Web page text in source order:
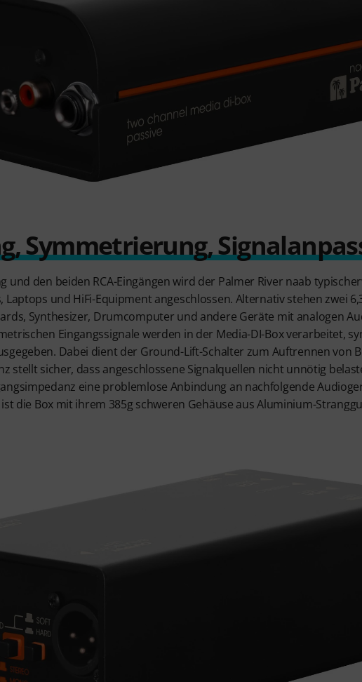
Symmetrierung,
und den beiden RCA-Eingängen wird der Palmer River naab
Laptops und HiFi-Equipment angeschlossen. Alternativ stehen zwei
Synthesizer, Drumcomputer und andere Geräte mit analogen
Eingangssignale werden in der Media-DI-Box verarbeitet,
Dabei dient der Ground-Lift-Schalter zum Auftrennen von
stellt sicher, dass angeschlossene Signalquellen nicht unnötig
eine problemlose Anbindung an nachfolgende
die Box mit ihrem 385g schweren Gehäuse aus Aluminium-